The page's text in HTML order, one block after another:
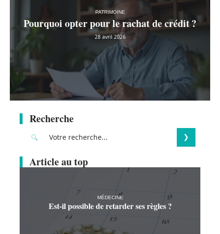
PATRIMOINE
Pourquoi opter pour le rachat de crédit ?
28 avril 2026
Recherche
Article au top
MÉDECINE
Est-il possible de retarder ses règles ?